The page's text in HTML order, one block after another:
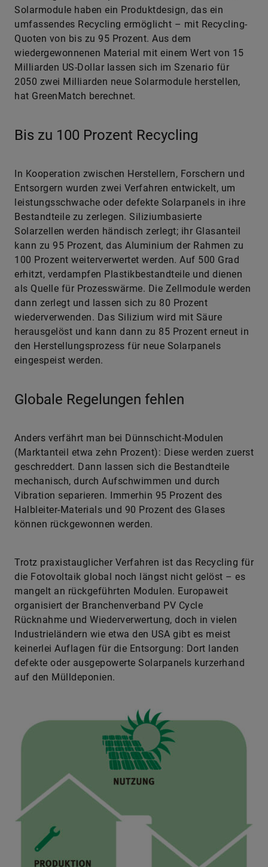
Solarmodule haben ein Produktdesign, das ein
umfassendes Recycling ermöglicht – mit Recycling-
Quoten von bis zu 95 Prozent. Aus dem
wiedergewonnenen Material mit einem Wert von 15
Milliarden US-Dollar lassen sich im Szenario für
2050 zwei Milliarden neue Solarmodule herstellen,
hat GreenMatch berechnet.
Bis zu 100 Prozent Recycling
In Kooperation zwischen Herstellern, Forschern und
Entsorgern wurden zwei Verfahren entwickelt, um
leistungsschwache oder defekte Solarpanels in ihre
Bestandteile zu zerlegen. Siliziumbasierte
Solarzellen werden händisch zerlegt; ihr Glasanteil
kann zu 95 Prozent, das Aluminium der Rahmen zu
100 Prozent weiterverwertet werden. Auf 500 Grad
erhitzt, verdampfen Plastikbestandteile und dienen
als Quelle für Prozesswärme. Die Zell­module werden
dann zerlegt und lassen sich zu 80 Prozent
wiederverwenden. Das Silizium wird mit Säure
heraus­gelöst und kann dann zu 85 Prozent erneut in
den Herstellungsprozess für neue Solarpanels
eingespeist werden.
Globale Regelungen fehlen
Anders verfährt man bei Dünnschicht-Modulen
(Marktanteil etwa zehn Prozent): Diese werden zuerst
geschreddert. Dann lassen sich die Bestandteile
mechanisch, durch Aufschwimmen und durch
Vibration separieren. Immerhin 95 Prozent des
Halbleiter-Materials und 90 Prozent des Glases
können rückgewonnen werden.
Trotz praxistauglicher Verfahren ist das Recycling für
die Fotovoltaik global noch längst nicht gelöst – es
mangelt an rückgeführten Modulen. Europaweit
organisiert der Branchenverband PV Cycle
Rücknahme und Wiederverwertung, doch in vielen
Industrieländern wie etwa den USA gibt es meist
keinerlei Auflagen für die Entsorgung: Dort landen
defekte oder ausgepowerte Solarpanels kurzerhand
auf den Mülldeponien.